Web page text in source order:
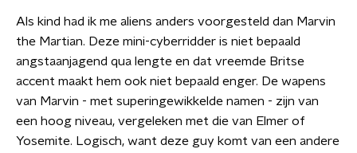
Als kind had ik me aliens anders voorgesteld dan Marvin
the Martian. Deze mini-cyberridder is niet bepaald
angstaanjagend qua lengte en dat vreemde Britse
accent maakt hem ook niet bepaald enger. De wapens
van Marvin - met superingewikkelde namen - zijn van
een hoog niveau, vergeleken met die van Elmer of
Yosemite. Logisch, want deze guy komt van een andere